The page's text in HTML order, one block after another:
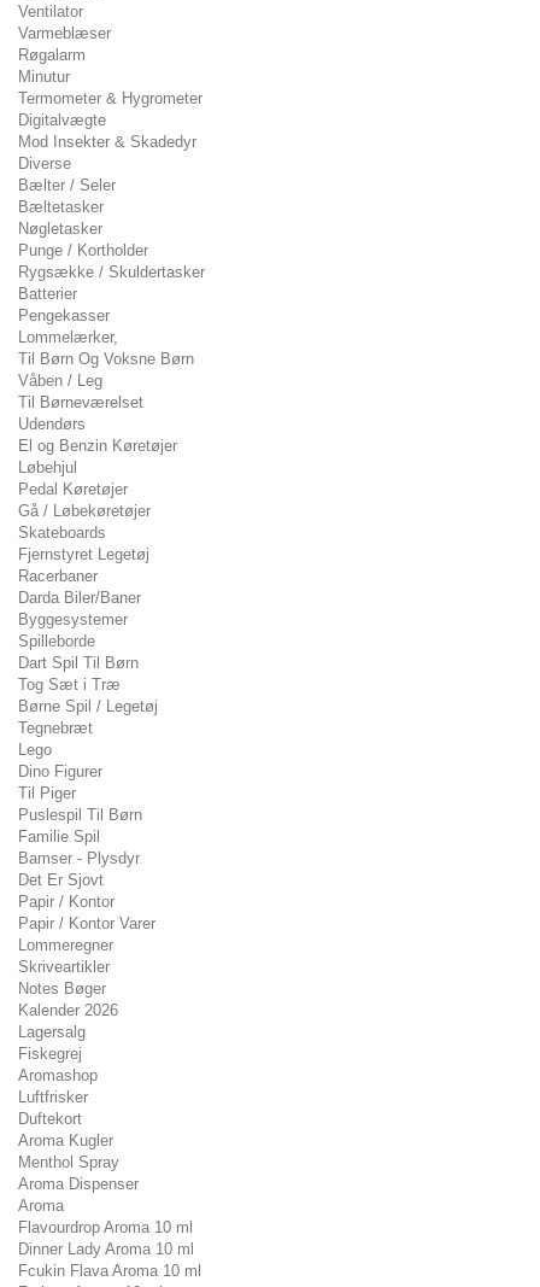
Ventilator
Varmeblæser
Røgalarm
Minutur
Termometer & Hygrometer
Digitalvægte
Mod Insekter & Skadedyr
Diverse
Bælter / Seler
Bæltetasker
Nøgletasker
Punge / Kortholder
Rygsække / Skuldertasker
Batterier
Pengekasser
Lommelærker,
Til Børn Og Voksne Børn
Våben / Leg
Til Børneværelset
Udendørs
El og Benzin Køretøjer
Løbehjul
Pedal Køretøjer
Gå / Løbekøretøjer
Skateboards
Fjernstyret Legetøj
Racerbaner
Darda Biler/Baner
Byggesystemer
Spilleborde
Dart Spil Til Børn
Tog Sæt i Træ
Børne Spil / Legetøj
Tegnebræt
Lego
Dino Figurer
Til Piger
Puslespil Til Børn
Familie Spil
Bamser - Plysdyr
Det Er Sjovt
Papir / Kontor
Papir / Kontor Varer
Lommeregner
Skriveartikler
Notes Bøger
Kalender 2026
Lagersalg
Fiskegrej
Aromashop
Luftfrisker
Duftekort
Aroma Kugler
Menthol Spray
Aroma Dispenser
Aroma
Flavourdrop Aroma 10 ml
Dinner Lady Aroma 10 ml
Fcukin Flava Aroma 10 ml